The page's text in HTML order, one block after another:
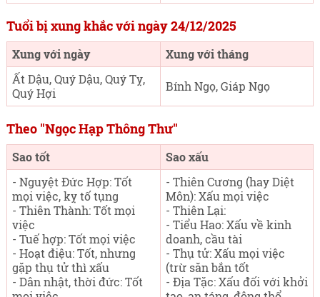
Tuổi bị xung khắc với ngày 24/12/2025
Xung với ngày
Xung với tháng
Ất Dậu, Quý Dậu, Quý Tỵ,
Quý Hợi
Bính Ngọ, Giáp Ngọ
Theo "Ngọc Hạp Thông Thư"
Sao tốt
Sao xấu
- Nguyệt Đức Hợp: Tốt
mọi việc, kỵ tố tụng
- Thiên Thành: Tốt mọi
việc
- Tuế hợp: Tốt mọi việc
- Hoạt điệu: Tốt, nhưng
gặp thụ tử thì xấu
- Dân nhật, thời đức: Tốt
- Thiên Cương (hay Diệt
Môn): Xấu mọi việc
- Thiên Lại:
- Tiểu Hao: Xấu về kinh
doanh, cầu tài
- Thụ tử: Xấu mọi việc
(trừ săn bắn tốt
- Địa Tặc: Xấu đối với khởi